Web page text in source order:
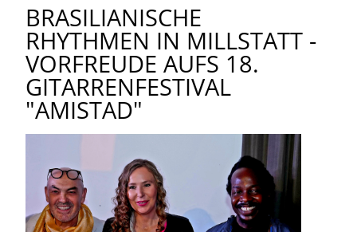
BRASILIANISCHE
RHYTHMEN IN MILLSTATT -
VORFREUDE AUFS 18.
GITARRENFESTIVAL
"AMISTAD"